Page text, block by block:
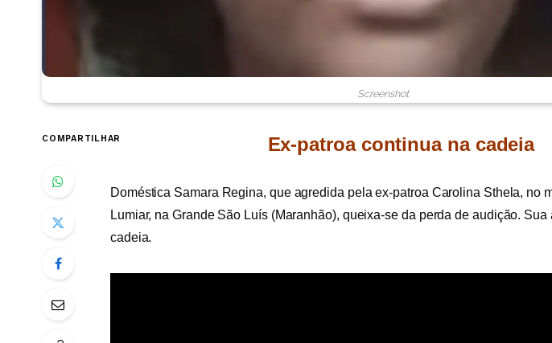
Screenshot
COMPARTILHAR Ex-patroa continua na cadeia
Doméstica Samara Regina, que agredida pela ex-patroa Carolina Sthela, no
Lumiar, na Grande São Luís (Maranhão), queixa-se da perda de audição.
cadeia.